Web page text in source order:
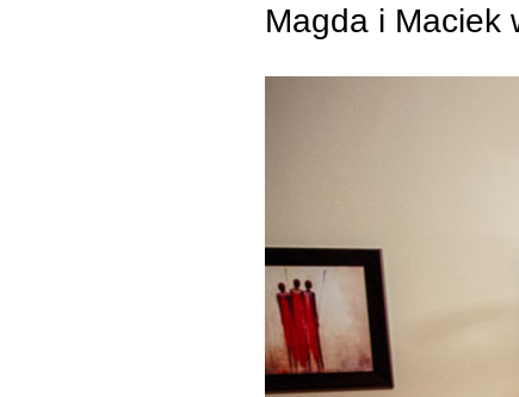
Magda i Maciek